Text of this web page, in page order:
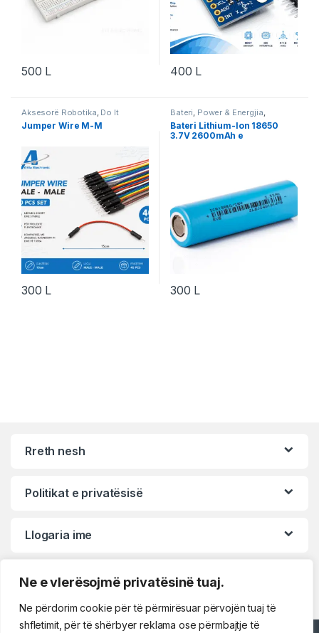
Ne e vlerësojmë privatësinë tuaj.
Ne përdorim cookie për të përmirësuar përvojën tuaj të
shfletimit, për të shërbyer reklama ose përmbajtje të
500 L 400 L
Aksesorë Robotika, Do It
Yourself Projekte & Starter Kit
Robotika
Jumper Wire M-M
300 L
Bateri, Power & Energjia,
Robotika
Bateri Lithium-Ion 18650
3.7V 2600mAh e
300 L
Rreth nesh
Politikat e privatësisë
Llogaria ime